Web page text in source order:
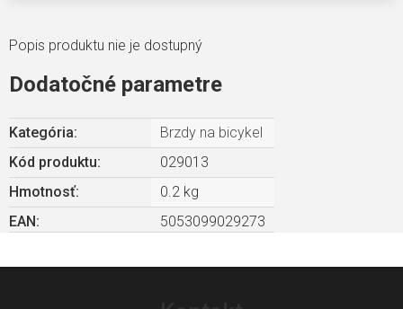
Popis produktu nie je dostupný
Dodatočné parametre
Kategória:
Brzdy na bicykel
Kód produktu:
029013
Hmotnosť:
0.2 kg
EAN : 5053099029273